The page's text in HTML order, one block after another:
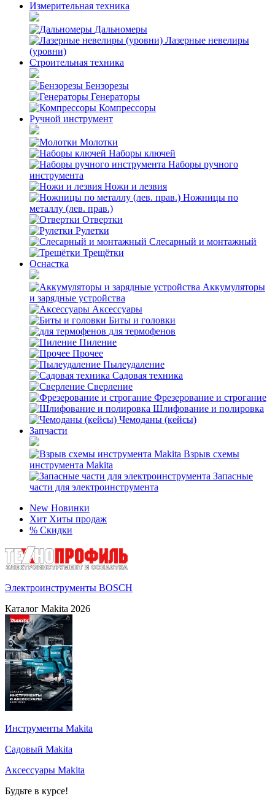
Измерительная техника
Дальномеры
Лазерные невелиры
(уровни)
Строительная техника
Бензорезы
Генераторы
Компрессоры
Ручной инструмент
Молотки
Наборы ключей
Наборы ручного
инструмента
Ножи и лезвия
Ножницы по
металлу (лев. прав.)
Отвертки
Рулетки
Слесарный и монтажный
Трещётки
Оснастка
Аккумуляторы
и зарядные устройства
Аксессуары
Биты и головки
для термофенов
Пиление
Прочее
Пылеудаление
Садовая техника
Сверление
Фрезерование и строгание
Шлифование и полировка
Чемоданы (кейсы)
Запчасти
Взрыв схемы
инструмента Makita
Запасные
части для электроинструмента
New Новинки
Хит Хиты продаж
% Скидки
Электроинструменты BOSCH
Каталог Makita 2026
Инструменты Makita
Садовый Makita
Аксессуары Makita
Будьте в курсе!